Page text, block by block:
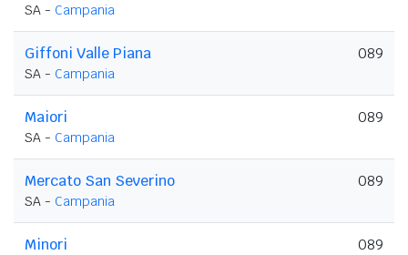
SA - Campania
Giffoni Valle Piana
SA - Campania
089
Maiori
SA - Campania
089
Mercato San Severino
SA - Campania
089
Minori 089